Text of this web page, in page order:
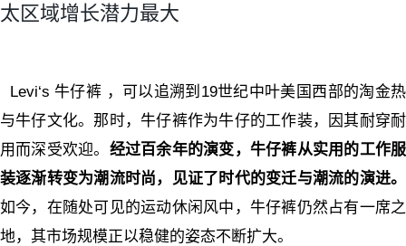
太区域增长潜力最大
Levi‘s 牛仔裤 ，可以追溯到19世纪中叶美国西部的淘金热
与牛仔文化。那时，牛仔裤作为牛仔的工作装，因其耐穿耐
用而深受欢迎。 经过百余年的演变，牛仔裤从实用的工作服
装逐渐转变为潮流时尚，见证了时代的变迁与潮流的演进。
如今，在随处可见的运动休闲风中，牛仔裤仍然占有一席之
地，其市场规模正以稳健的姿态不断扩大。